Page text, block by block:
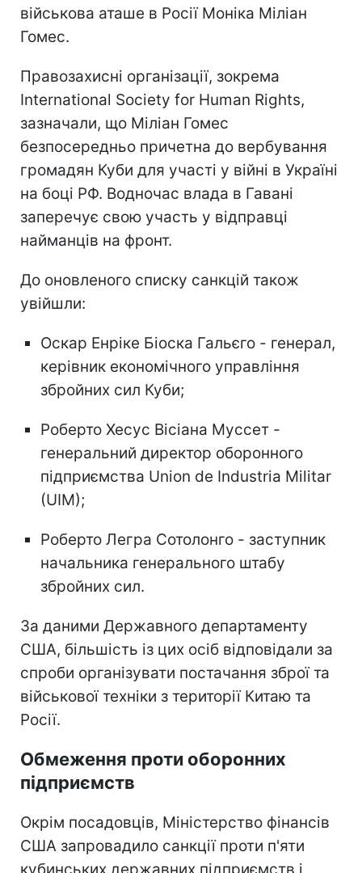
військова аташе в Росії Моніка Міліан
Гомес.
Правозахисні організації, зокрема
International Society for Human Rights,
зазначали, що Міліан Гомес
безпосередньо причетна до вербування
громадян Куби для участі у війні в Україні
на боці РФ. Водночас влада в Гавані
заперечує свою участь у відправці
найманців на фронт.
До оновленого списку санкцій також
увійшли:
Оскар Енріке Біоска Гальєго - генерал,
керівник економічного управління
збройних сил Куби;
Роберто Хесус Вісіана Муссет -
генеральний директор оборонного
підприємства Union de Industria Militar
(UIM);
Роберто Легра Сотолонго - заступник
начальника генерального штабу
збройних сил.
За даними Державного департаменту
США, більшість із цих осіб відповідали за
спроби організувати постачання зброї та
військової техніки з території Китаю та
Росії.
Обмеження проти оборонних
підприємств
Окрім посадовців, Міністерство фінансів
США запровадило санкції проти п'яти
кубинських державних підприємств і